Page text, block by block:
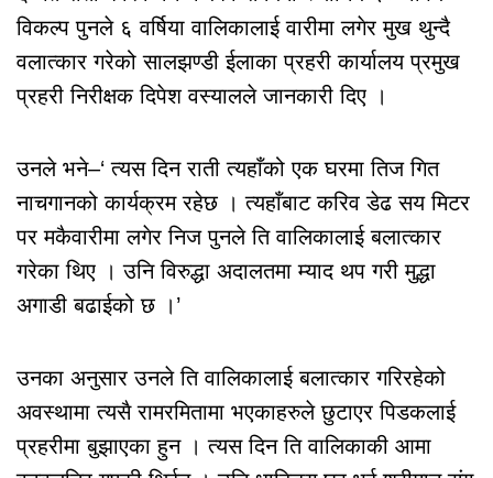
विकल्प पुनले ६ वर्षिया वालिकालाई वारीमा लगेर मुख थुन्दै
वलात्कार गरेको सालझण्डी ईलाका प्रहरी कार्यालय प्रमुख
प्रहरी निरीक्षक दिपेश वस्यालले जानकारी दिए ।
उनले भने–‘ त्यस दिन राती त्यहाँको एक घरमा तिज गित
नाचगानको कार्यक्रम रहेछ । त्यहाँबाट करिव डेढ सय मिटर
पर मकैवारीमा लगेर निज पुनले ति वालिकालाई बलात्कार
गरेका थिए । उनि विरुद्धा अदालतमा म्याद थप गरी मुद्धा
अगाडी बढाईको छ ।’
उनका अनुसार उनले ति वालिकालाई बलात्कार गरिरहेको
अवस्थामा त्यसै रामरमितामा भएकाहरुले छुटाएर पिडकलाई
प्रहरीमा बुझाएका हुन । त्यस दिन ति वालिकाकी आमा